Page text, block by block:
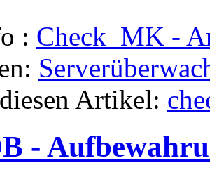
: Check_MK -
Artikel:
-